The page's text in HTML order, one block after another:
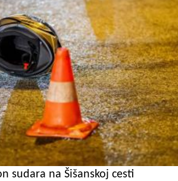
sudara na Šišanskoj cesti